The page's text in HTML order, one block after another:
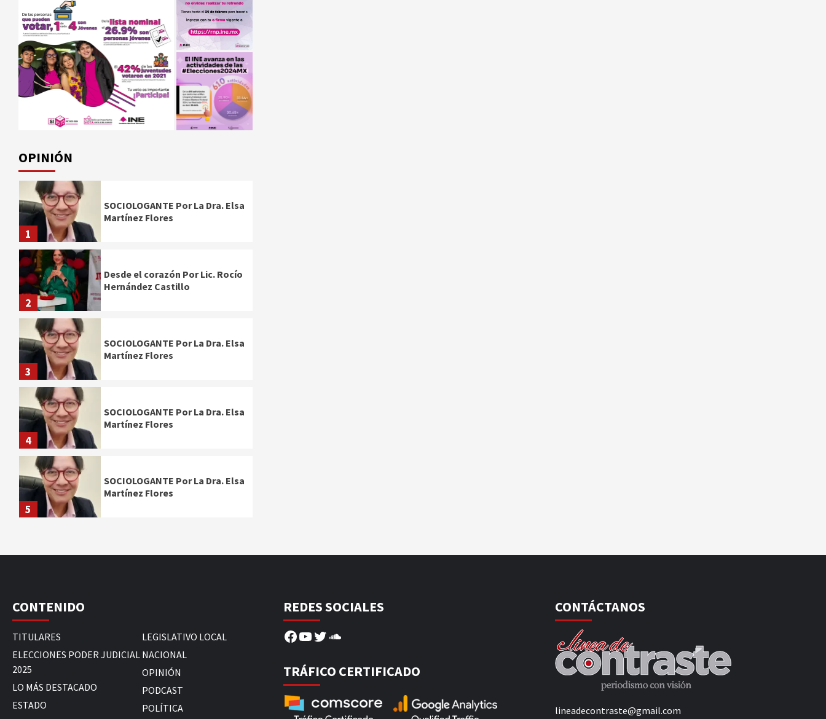
OPINIÓN
1
SOCIOLOGANTE Por La Dra. Elsa
Martínez Flores
2
Desde el corazón Por Lic. Rocío
Hernández Castillo
3
SOCIOLOGANTE Por La Dra. Elsa
Martínez Flores
4
SOCIOLOGANTE Por La Dra. Elsa
Martínez Flores
5
SOCIOLOGANTE Por La Dra. Elsa
Martínez Flores
CONTENIDO
TITULARES
ELECCIONES PODER JUDICIAL
2025
LO MÁS DESTACADO
ESTADO
LEGISLATIVO LOCAL
NACIONAL
OPINIÓN
PODCAST
POLÍTICA
REDES SOCIALES
Facebook
YouTube
Twitter
SoundCloud
TRÁFICO CERTIFICADO
CONTÁCTANOS
lineadecontraste@gmail.com